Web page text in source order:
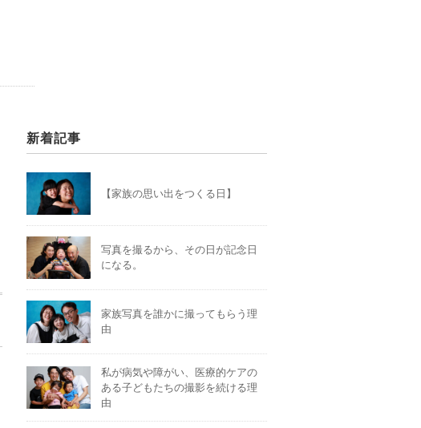
新着記事
【家族の思い出をつくる日】
写真を撮るから、その日が記念日
になる。
家族写真を誰かに撮ってもらう理
由
私が病気や障がい、医療的ケアの
ある子どもたちの撮影を続ける理
由